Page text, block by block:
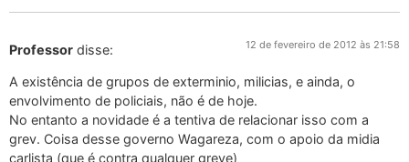
Professor disse: 12 de fevereiro de 2012 às 21:58
A existência de grupos de exterminio, milicias, e ainda, o
envolvimento de policiais, não é de hoje.
No entanto a novidade é a tentiva de relacionar isso com a
grev. Coisa desse governo Wagareza, com o apoio da midia
carlista (que é contra qualquer greve)